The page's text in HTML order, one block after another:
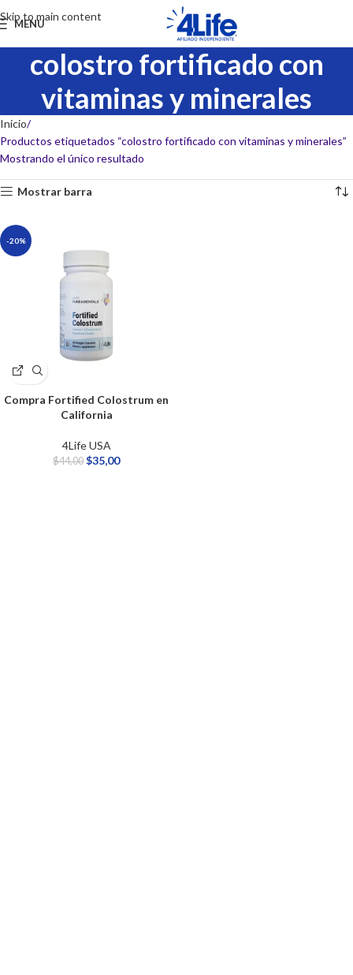
Skip to main content
MENU
colostro fortificado con
vitaminas y minerales
Inicio
Productos etiquetados “colostro fortificado con vitaminas y minerales”
Mostrando el único resultado
Mostrar barra
-20%
Compra Fortified Colostrum en
California
4Life USA
$44,00 $35,00